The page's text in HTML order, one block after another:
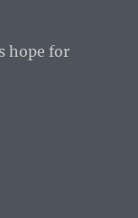
hope for